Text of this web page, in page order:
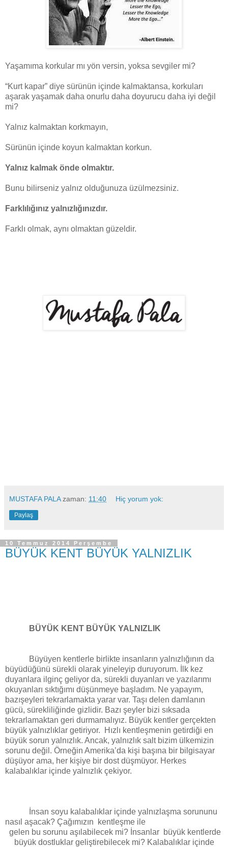
Yaşamıma korkular mı yön versin, yoksa sevgiler mi?
“Kurt kapar” diye sürünün içinde kalmaktansa, korkuları
aşarak yaşamak daha onurlu daha doyurucu daha iyi değil
mi?
Yalnız kalmaktan korkmayın,
Sürünün içinde koyun kalmaktan korkun.
Yalnız kalmak önde olmaktır.
Bunu bilirseniz yalnız olduğunuza üzülmezsiniz.
Farklılığınız yalnızlığınızdır.
Farklı olmak, aynı olmaktan güzeldir.
MUSTAFA PALA zaman: 11:40 Hiç yorum yok:
Paylaş
10 Temmuz 2014 Perşembe
BÜYÜK KENT BÜYÜK YALNIZLIK
BÜYÜK KENT BÜYÜK YALNIZLIK
Büyüyen kentlerle birlikte insanların yalnızlığının da
büyüdüğünü sürekli olarak yineleyip duruyorum. İlk kez
duyanlara ilginç geliyor da, sürekli duyanları ve yazılarımı
okuyanları sıktığımı düşünmeye başladım. Ne yapayım,
bazışeyleri tekrarlamakta yarar var. Taşı delen damlanın
gücü, sürekliliğinde gizlidir. Bazı şeyler bizi sıksada
tekrarlamaktan geri durmamalıyız. Büyük kentler gerçekten
büyük yalnızlıklar getiriyor.
Hızlı kentleşmenin getirdiği en
büyük sorun yalnızlık. Ancak, yalnızlık salt bizim ülkemizin
sorunu değil. Örneğin Amerika’da kişi başına bir bilgisayar
düşüyor ama, her kişiye bir dost düşmüyor. Herkes
kalabalıklar içinde yalnızlık çekiyor.
İnsan soyu kalabalıklar içinde yalnızlaşma sorununu
nasıl aşacak? Çağımızın
kentleşme ile
gelen bu sorunu aşılabilecek mi? İnsanlar büyük kentlerde
büyük dostluklar geliştirebilecek mi? Kalabalıklar içinde